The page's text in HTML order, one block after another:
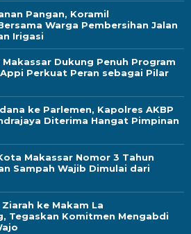
Pangan, Koramil
Warga Pembersihan Jalan
Irigasi
Dukung Penuh Program
Perkuat Peran sebagai Pilar
ke Parlemen, Kapolres AKBP
Diterima Hangat Pimpinan
Makassar Nomor 3 Tahun
Sampah Wajib Dimulai dari
ke Makam La
Tegaskan Komitmen Mengabdi